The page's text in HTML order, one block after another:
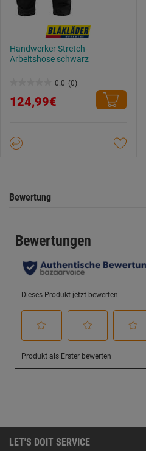
Handwerker Stretch-
Arbeitshose schwarz
0.0 (0)
von
124,99€
Bewertung
LET'S DOIT SERVICE